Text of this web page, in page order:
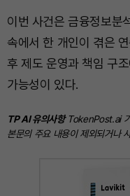
이번 사건은 금융정보분
속에서 한 개인이 겪은
후 제도 운영과 책임 구
가능성이 있다.
TP AI 유의사항TokenPost.ai 기
본문의 주요 내용이 제외되거나